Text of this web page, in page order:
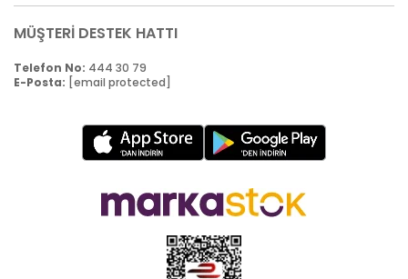
MÜŞTERİ DESTEK HATTI
Telefon No: 444 30 79
E-Posta: [email protected]